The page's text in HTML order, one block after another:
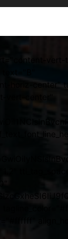
vert-
horiz-center"